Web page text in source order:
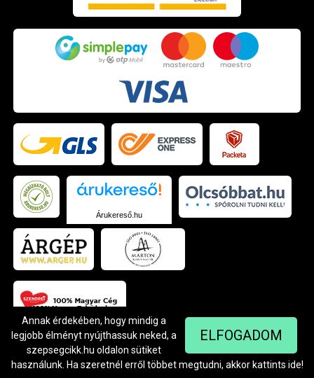
Árukereső.hu
© Szendrei Kft - 1042 Budapest, Árpád út 94.
Készítette:Netgo.hu Kft.
ELFOGADOM
Annak érdekében, hogy mindig a
legjobb élményt nyújthassuk neked, a
szepsegcikk.hu oldalon sütiket
használunk. Ha szeretnél erről többet megtudni, akkor kattints ide!